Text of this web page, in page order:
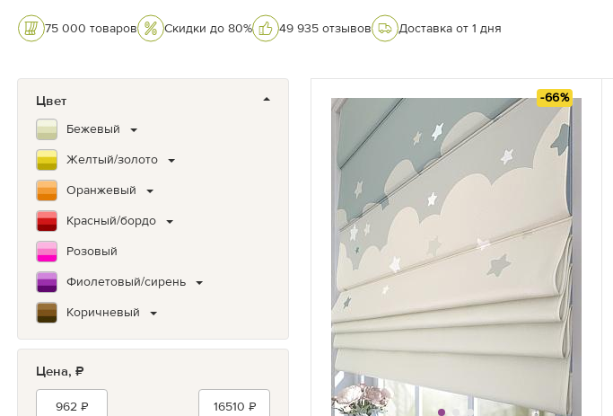
75 000 товаров Скидки до 80% 49 935 отзывов Доставка от 1 дня
Цвет
Бежевый
Желтый/золото
Оранжевый
Красный/бордо
Розовый
Фиолетовый/сирень
Коричневый
Зеленый
Бирюзовый
Синий/Голубой
Цена, ₽
-66%